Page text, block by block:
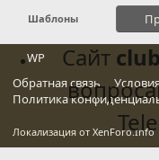
Шаблоны
WP
Обратная связь
Политика
Локализация от XenForo.Info
Сайт